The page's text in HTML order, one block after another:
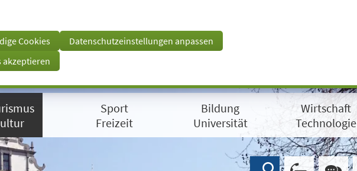
Cookies
Datenschutzeinstellungen anpassen
akzeptieren
Sport
Freizeit
Bildung
Universität
Wirtschaft
Technologie